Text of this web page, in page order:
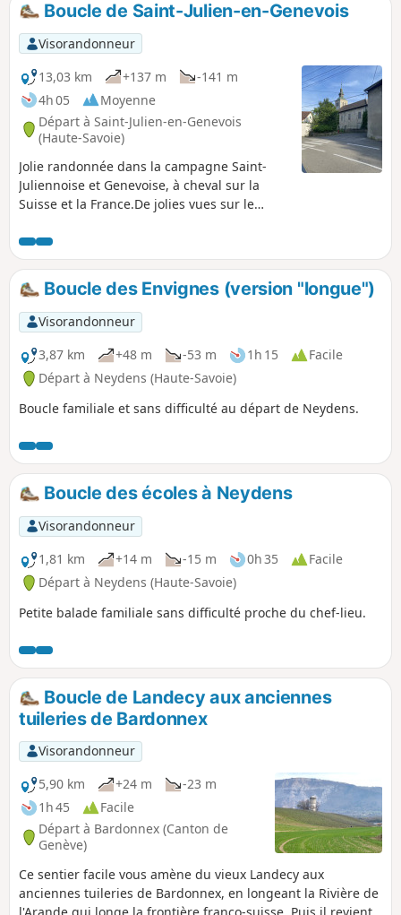
p
Boucle de Saint-Julien-en-Genevois
Visorandonneur
13,03 km
+137 m
-141 m
4h 05
Moyenne
Départ à Saint-Julien-en-Genevois
(Haute-Savoie)
Jolie randonnée dans la campagne Saint-
Juliennoise et Genevoise, à cheval sur la
Suisse et la France.De jolies vues sur le
campagne environnante.Pratique lors des
belles journées d'hiver car basse en
altitude.La qualification en randonnée de
difficulté moyenne est essentiellement dû à
la longueur du parcours (environ 13 km), ce
détail mis à part, la randonnée se fait sans
peine, même avec des ados.
Boucle des Envignes (version "longue")
Visorandonneur
3,87 km
+48 m -53 m 1h 15
Facile
Départ à Neydens (Haute-Savoie)
Boucle familiale et sans difficulté au départ de Neydens.
Boucle des écoles à Neydens
Visorandonneur
1,81 km
+14 m -15 m 0h 35
Facile
Départ à Neydens (Haute-Savoie)
Petite balade familiale sans difficulté proche du chef-lieu.
Boucle de Landecy aux anciennes
tuileries de Bardonnex
Visorandonneur
5,90 km
+24 m
-23 m
1h 45
Facile
Départ à Bardonnex (Canton de
Genève)
Ce sentier facile vous amène du vieux Landecy aux
anciennes tuileries de Bardonnex, en longeant la Rivière de